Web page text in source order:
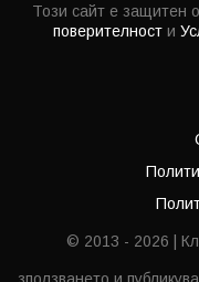
Този сайт е защитен
поверителност и
© 2013 - 2026 |
зползването и